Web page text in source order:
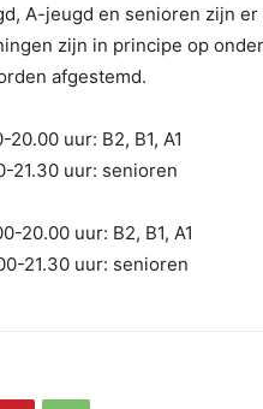
A-jeugd en senioren zijn
zijn in principe op
afgestemd.
20.00 uur: B2, B1, A1
21.30 uur: senioren
20.00 uur: B2, B1, A1
21.30 uur: senioren